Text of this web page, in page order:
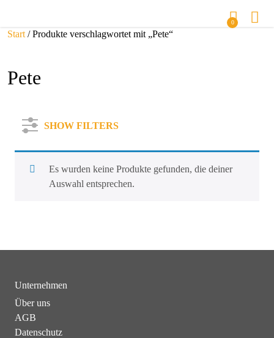
0
Start / Produkte verschlagwortet mit „Pete“
Pete
SHOW FILTERS
Es wurden keine Produkte gefunden, die deiner
Auswahl entsprechen.
Unternehmen
Über uns
AGB
Datenschutz